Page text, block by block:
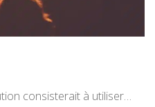
consisterait à utiliser…